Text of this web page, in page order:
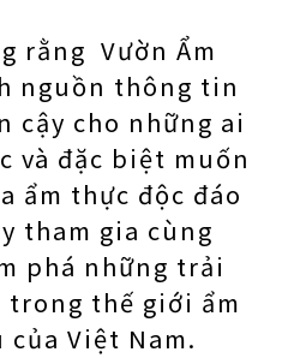
rằng Vườn Ẩm
nguồn thông tin
cậy cho những ai
và đặc biệt muốn
ẩm thực độc đáo
tham gia cùng
phá những trải
thế giới ẩm
của Việt Nam.